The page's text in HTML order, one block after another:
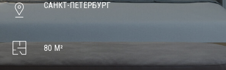
САНКТ-ПЕТЕРБУРГ
80 М²